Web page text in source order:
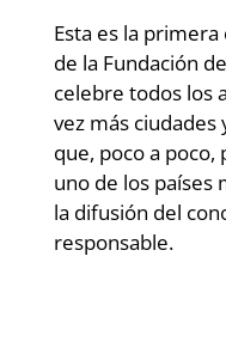
Esta es la
de la Fundación
celebre todos los
vez más ciudades
que, poco a
uno de los países
la difusión del
responsable.